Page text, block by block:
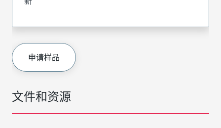
文件和资源
申请样品